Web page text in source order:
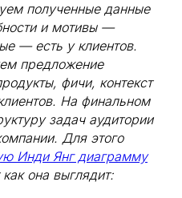
полученные данные
и мотивы —
— есть у клиентов.
предложение
фичи, контекст
На финальном
задач аудитории
Для этого
Инди Янг диаграмму
она выглядит: